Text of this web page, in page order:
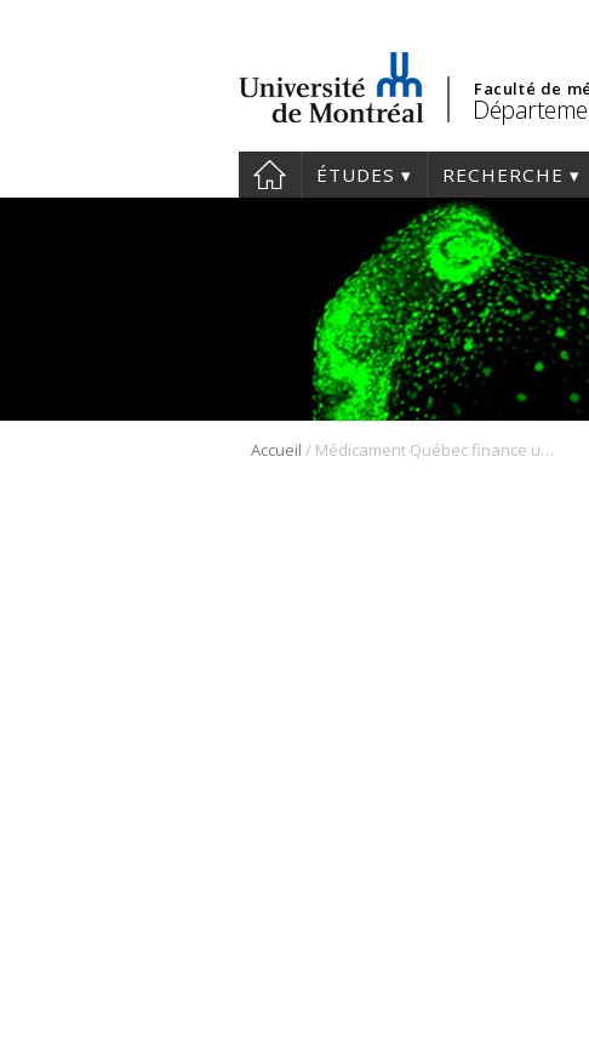
Faculté de
ÉTUDES RECHERCHE
Accueil / Médicament Québec finance un projet du Dr Michel Bouvier